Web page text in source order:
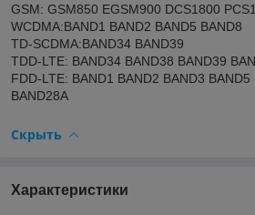
GSM: GSM850 EGSM900 DCS1800
WCDMA:BAND1 BAND2 BAND5 BAND8
TD-SCDMA:BAND34 BAND39
TDD-LTE: BAND34 BAND38 BAND39
FDD-LTE: BAND1 BAND2 BAND3
BAND28A
Скрыть
Характеристики